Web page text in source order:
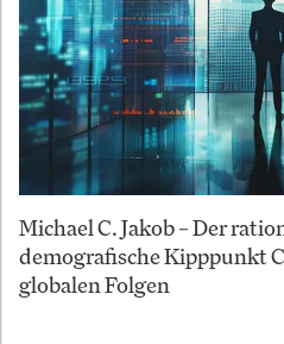
Michael C. Jakob – Der
demografische Kipppunkt
globalen Folgen